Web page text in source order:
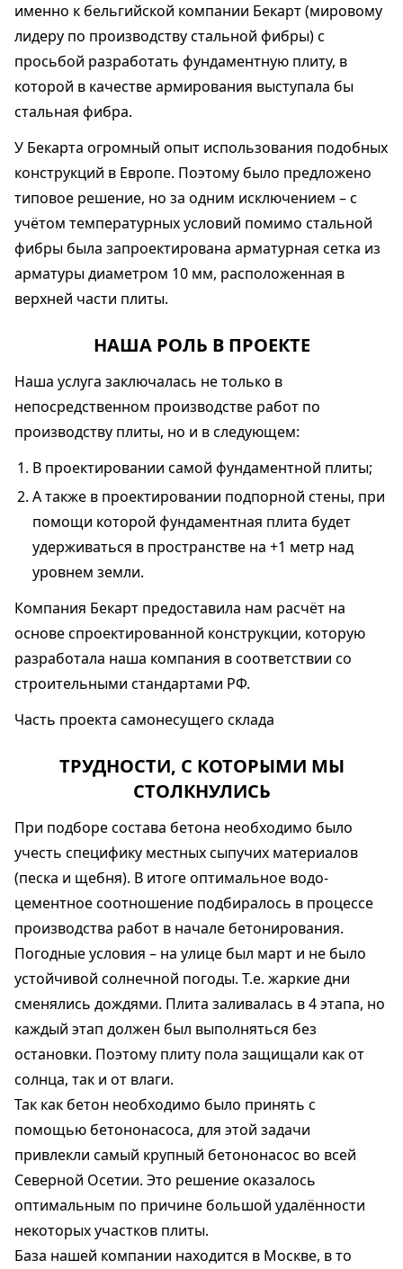
именно к бельгийской компании Бекарт (мировому
лидеру по производству стальной фибры) с
просьбой разработать фундаментную плиту, в
которой в качестве армирования выступала бы
стальная фибра.
У Бекарта огромный опыт использования подобных
конструкций в Европе. Поэтому было предложено
типовое решение, но за одним исключением – с
учётом температурных условий помимо стальной
фибры была запроектирована арматурная сетка из
арматуры диаметром 10 мм, расположенная в
верхней части плиты.
НАША РОЛЬ В ПРОЕКТЕ
Наша услуга заключалась не только в
непосредственном производстве работ по
производству плиты, но и в следующем:
В проектировании самой фундаментной плиты;
А также в проектировании подпорной стены, при
помощи которой фундаментная плита будет
удерживаться в пространстве на +1 метр над
уровнем земли.
Компания Бекарт предоставила нам расчёт на
основе спроектированной конструкции, которую
разработала наша компания в соответствии со
строительными стандартами РФ.
Часть проекта самонесущего склада
ТРУДНОСТИ, С КОТОРЫМИ МЫ
СТОЛКНУЛИСЬ
При подборе состава бетона необходимо было
учесть специфику местных сыпучих материалов
(песка и щебня). В итоге оптимальное водо-
цементное соотношение подбиралось в процессе
производства работ в начале бетонирования.
Погодные условия – на улице был март и не было
устойчивой солнечной погоды. Т.е. жаркие дни
сменялись дождями. Плита заливалась в 4 этапа, но
каждый этап должен был выполняться без
остановки. Поэтому плиту пола защищали как от
солнца, так и от влаги.
Так как бетон необходимо было принять с
помощью бетононасоса, для этой задачи
привлекли самый крупный бетононасос во всей
Северной Осетии. Это решение оказалось
оптимальным по причине большой удалённости
некоторых участков плиты.
База нашей компании находится в Москве, в то